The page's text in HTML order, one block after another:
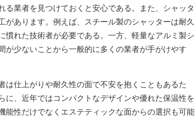
る業者を見つけておくと安心である。また、シャッタ
があります。例えば、スチール製のシャッターは耐久
慣れた技術者が必要である。一方、軽量なアルミ製シ
が少ないことから一般的に多くの業者が手がけやす
は仕上がりや耐久性の面で不安を抱くこともあるた
に、近年ではコンパクトなデザインや優れた保温性を
能性だけでなくエステティックな面からの選択も可能